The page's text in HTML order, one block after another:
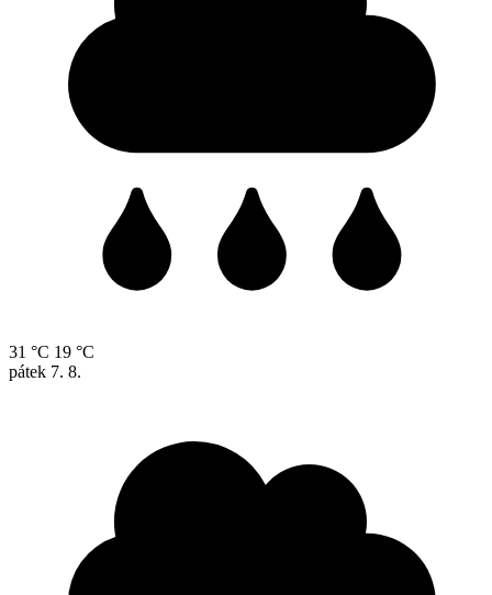
31 °C 19 °C
pátek 7. 8.